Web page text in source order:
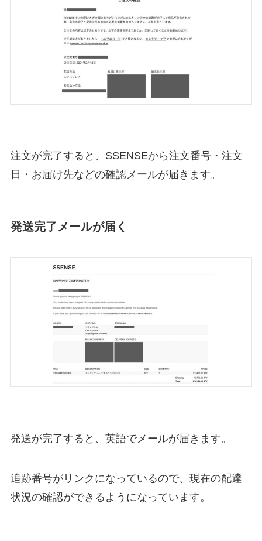
注文が完了すると、SSENSEから注文番号・注文
日・お届け先などの確認メールが届きます。
発送完了メールが届く
発送が完了すると、英語でメールが届きます。
追跡番号がリンクになっているので、現在の配達
状況の確認ができるようになっています。